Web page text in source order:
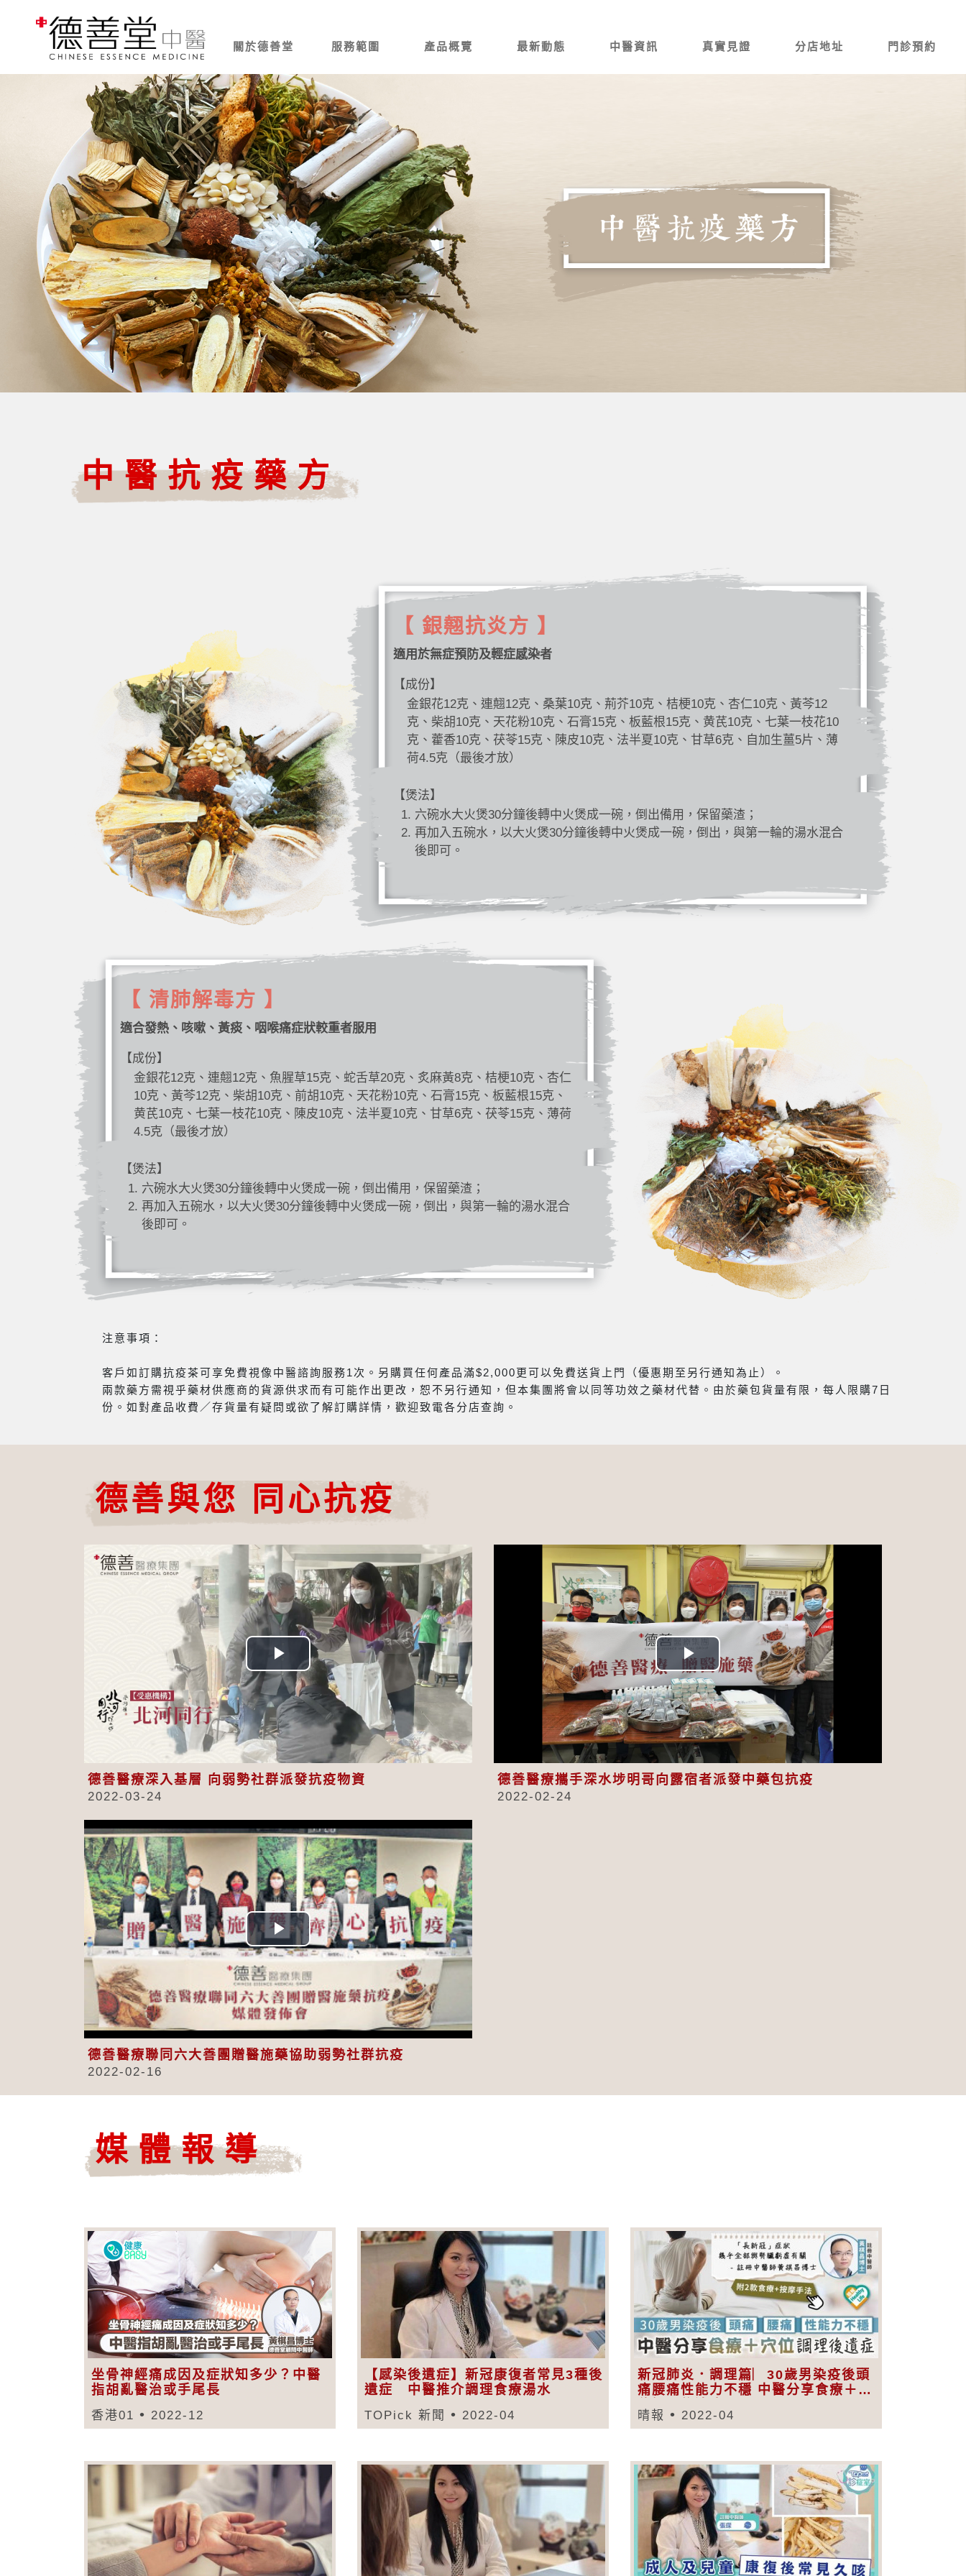
關於德善堂 服務範圍 產品概覽 最新動態 中醫資訊 真實見證 分店地址 門診預約
中醫抗疫藥方
【 銀翹抗炎方 】
適用於無症預防及輕症感染者
【成份】
金銀花12克、連翹12克、桑葉10克、荊芥10克、桔梗10克、杏仁10克、黃芩12
克、柴胡10克、天花粉10克、石膏15克、板藍根15克、黄芪10克、七葉一枝花10
克、藿香10克、茯苓15克、陳皮10克、法半夏10克、甘草6克、自加生薑5片、薄
荷4.5克（最後才放）
【煲法】
六碗水大火煲30分鐘後轉中火煲成一碗，倒出備用，保留藥渣；
再加入五碗水，以大火煲30分鐘後轉中火煲成一碗，倒出，與第一輪的湯水混合
後即可。
【 清肺解毒方 】
適合發熱、咳嗽、黃痰、咽喉痛症狀較重者服用
【成份】
金銀花12克、連翹12克、魚腥草15克、蛇舌草20克、炙麻黃8克、桔梗10克、杏仁
10克、黃芩12克、柴胡10克、前胡10克、天花粉10克、石膏15克、板藍根15克、
黄芪10克、七葉一枝花10克、陳皮10克、法半夏10克、甘草6克、茯苓15克、薄荷
4.5克（最後才放）
【煲法】
六碗水大火煲30分鐘後轉中火煲成一碗，倒出備用，保留藥渣；
再加入五碗水，以大火煲30分鐘後轉中火煲成一碗，倒出，與第一輪的湯水混合
後即可。
注意事項：
客戶如訂購抗疫茶可享免費視像中醫諮詢服務1次。另購買任何產品滿$2,000更可以免費送貨上門（優惠期至另行通知為止）。
兩款藥方需視乎藥材供應商的貨源供求而有可能作出更改，恕不另行通知，但本集團將會以同等功效之藥材代替。由於藥包貨量有限，每人限購7日
份。如對產品收費／存貨量有疑問或欲了解訂購詳情，歡迎致電各分店查詢。
德善與您 同心抗疫
Play
Video
德善醫療深入基層 向弱勢社群派發抗疫物資
2022-03-24
Play
Video
德善醫療攜手深水埗明哥向露宿者派發中藥包抗疫
2022-02-24
Play
Video
德善醫療聯同六大善團贈醫施藥協助弱勢社群抗疫
2022-02-16
媒體報導
坐骨神經痛成因及症狀知多少？中醫
指胡亂醫治或手尾長
香港01 2022-12
【感染後遺症】新冠康復者常見3種後
遺症 中醫推介調理食療湯水
TOPick 新聞 2022-04
新冠肺炎．調理篇︳30歲男染疫後頭
痛腰痛性能力不穩 中醫分享食療＋穴
晴報 2022-04